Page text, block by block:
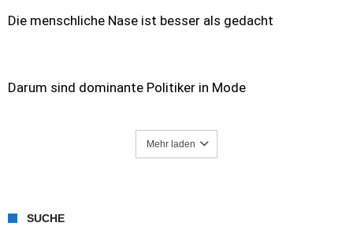
Die menschliche Nase ist besser als gedacht
Darum sind dominante Politiker in Mode
Mehr laden
SUCHE